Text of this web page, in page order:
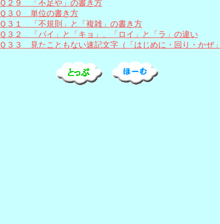
Ｑ２９ 「不足や」の書き方
Ｑ３０ 単位の書き方
Ｑ３１ 「不規則」と「複雑」の書き方
Ｑ３２ 「パイ」と「キョ」、「ロイ」と「ラ」の違い
Ｑ３３ 見たこともない速記文字（「はじめに・回り・かぜ